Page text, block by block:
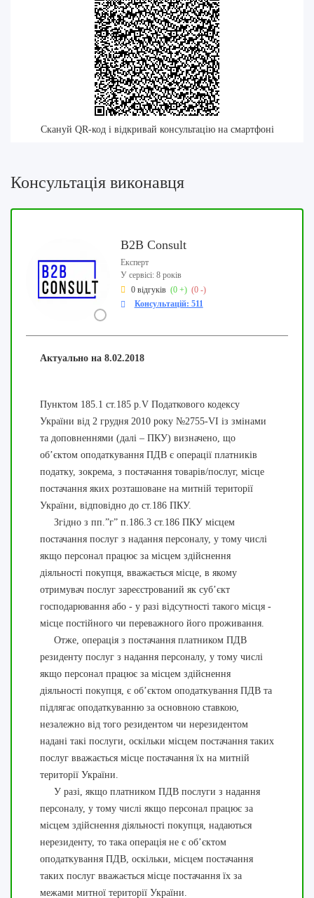
Скануй QR-код і відкривай консультацію на смартфоні
Консультація виконавця
B2B Consult
Експерт
У сервісі: 8 років
0 відгуків (0 +) (0 -)
Консультацій: 511
Актуально на 8.02.2018
Пунктом 185.1 ст.185 р.V Податкового кодексу
України від 2 грудня 2010 року №2755-VI із змінами
та доповненнями (далі – ПКУ) визначено, що
об’єктом оподаткування ПДВ є операції платників
податку, зокрема, з постачання товарів/послуг, місце
постачання яких розташоване на митній території
України, відповідно до ст.186 ПКУ.
Згідно з пп.”г” п.186.3 ст.186 ПКУ місцем
постачання послуг з надання персоналу, у тому числі
якщо персонал працює за місцем здійснення
діяльності покупця, вважається місце, в якому
отримувач послуг зареєстрований як суб’єкт
господарювання або - у разі відсутності такого місця -
місце постійного чи переважного його проживання.
Отже, операція з постачання платником ПДВ
резиденту послуг з надання персоналу, у тому числі
якщо персонал працює за місцем здійснення
діяльності покупця, є об’єктом оподаткування ПДВ та
підлягає оподаткуванню за основною ставкою,
незалежно від того резидентом чи нерезидентом
надані такі послуги, оскільки місцем постачання таких
послуг вважається місце постачання їх на митній
території України.
У разі, якщо платником ПДВ послуги з надання
персоналу, у тому числі якщо персонал працює за
місцем здійснення діяльності покупця, надаються
нерезиденту, то така операція не є об’єктом
оподаткування ПДВ, оскільки, місцем постачання
таких послуг вважається місце постачання їх за
межами митної території України.